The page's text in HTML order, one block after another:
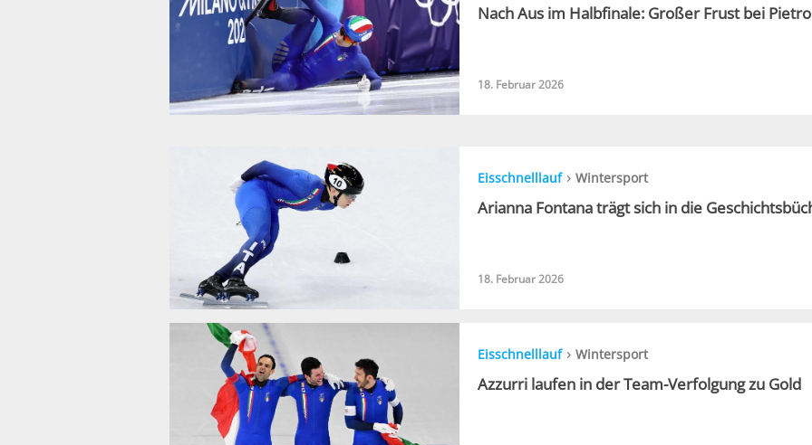
Nach Aus im Halbfinale: Großer Frust bei
18. Februar 2026
Eisschnelllauf› Wintersport
Arianna Fontana trägt sich in die
18. Februar 2026
Eisschnelllauf› Wintersport
Azzurri laufen in der Team-Verfolgung zu Gold